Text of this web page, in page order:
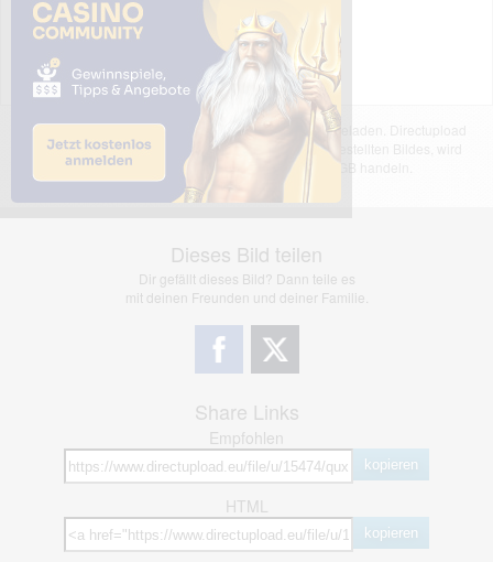
Das dargestellte Bild wurde von einem Nutzer hochgeladen. Directupload
übernimmt keinerlei Haftung für den Inhalt des dargestellten Bildes, wird
jedoch bei Verstößen nach §2(3) unserer AGB handeln.
Dieses Bild teilen
Dir gefällt dieses Bild? Dann teile es
mit deinen Freunden und deiner Familie.
Share Links
Empfohlen
kopieren
HTML
kopieren